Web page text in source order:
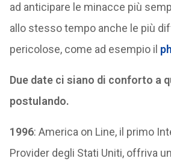
ad anticipare le minacce più
allo stesso tempo anche le più
pericolose, come ad esempio il
Due date ci siano di conforto a
postulando.
1996: America on Line, il primo
Provider degli Stati Uniti, offriva